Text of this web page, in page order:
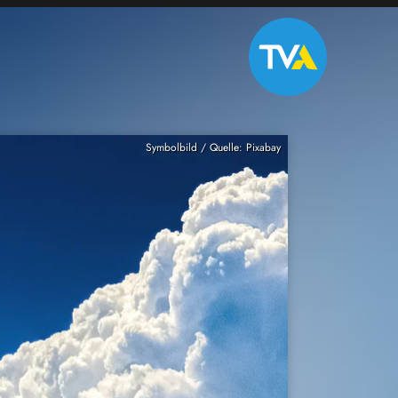
Symbolbild / Quelle: Pixabay